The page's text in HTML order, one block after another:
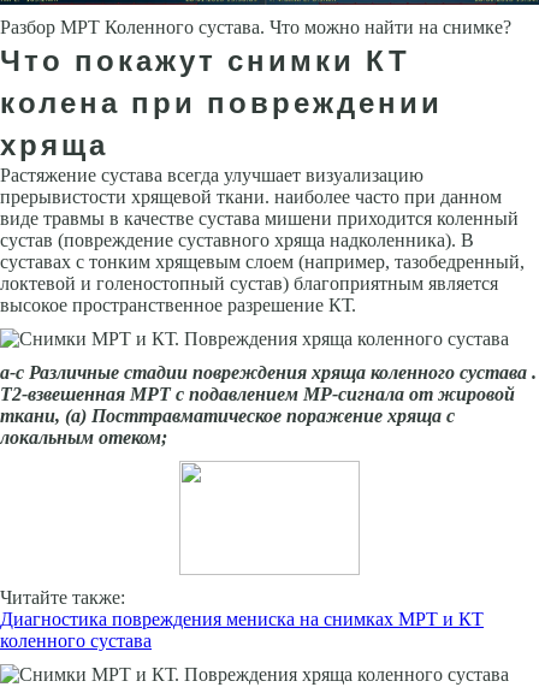
Разбор МРТ Коленного сустава. Что можно найти на снимке?
Что покажут снимки КТ
колена при повреждении
хряща
Растяжение сустава всегда улучшает визуализацию
прерывистости хрящевой ткани. наиболее часто при данном
виде травмы в качестве сустава мишени приходится коленный
сустав (повреждение суставного хряща надколенника). В
суставах с тонким хрящевым слоем (например, тазобедренный,
локтевой и голеностопный сустав) благоприятным является
высокое пространственное разрешение КТ.
а-с Различные стадии повреждения хряща коленного сустава .
Т2-взвешенная МРТ с подавлением МР-сигнала от жировой
ткани, (а) Посттравматическое поражение хряща с
локальным отеком;
Читайте также:
Диагностика повреждения мениска на снимках МРТ и КТ
коленного сустава